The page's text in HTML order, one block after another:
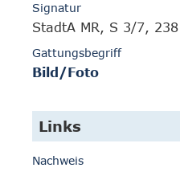
Signatur
StadtA MR, S 3/7, 238
Gattungsbegriff
Bild/Foto
Links
Nachweis